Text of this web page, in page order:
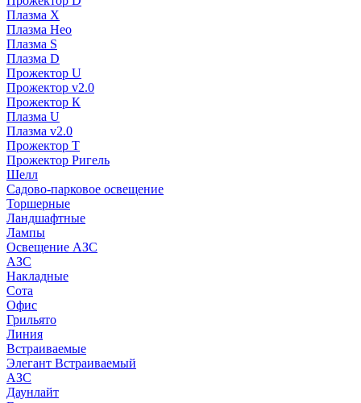
Плазма X
Плазма Нео
Плазма S
Плазма D
Прожектор U
Прожектор v2.0
Прожектор К
Плазма U
Плазма v2.0
Прожектор Т
Прожектор Ригель
Шелл
Садово-парковое освещение
Торшерные
Ландшафтные
Лампы
Освещение АЗС
АЗС
Накладные
Сота
Офис
Грильято
Линия
Встраиваемые
Элегант Встраиваемый
АЗС
Даунлайт